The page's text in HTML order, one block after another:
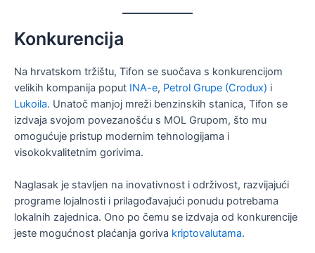
Konkurencija
Na hrvatskom tržištu, Tifon se suočava s konkurencijom
velikih kompanija poput INA-e, Petrol Grupe (Crodux) i
Lukoila. Unatoč manjoj mreži benzinskih stanica, Tifon se
izdvaja svojom povezanošću s MOL Grupom, što mu
omogućuje pristup modernim tehnologijama i
visokokvalitetnim gorivima.
Naglasak je stavljen na inovativnost i održivost, razvijajući
programe lojalnosti i prilagođavajući ponudu potrebama
lokalnih zajednica. Ono po čemu se izdvaja od konkurencije
jeste mogućnost plaćanja goriva kriptovalutama.